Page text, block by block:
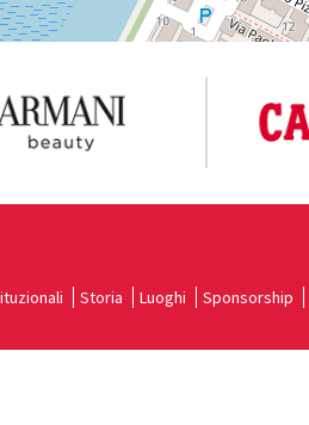
Storia Luoghi Sponsorship